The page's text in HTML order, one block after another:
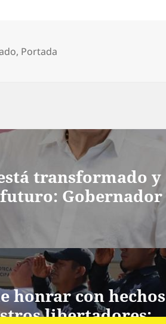
, Portada
transformado y
Gobernador
honrar con hechos
libertadores: